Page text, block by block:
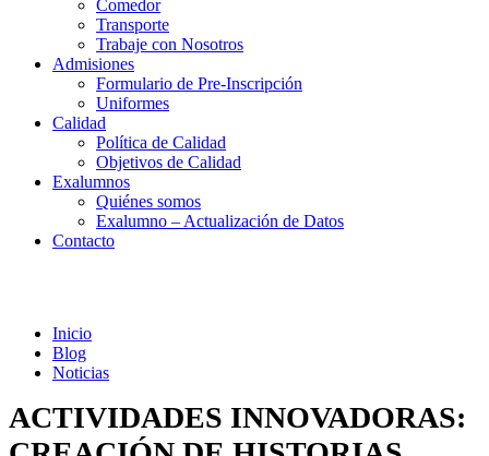
Comedor
Transporte
Trabaje con Nosotros
Admisiones
Formulario de Pre-Inscripción
Uniformes
Calidad
Política de Calidad
Objetivos de Calidad
Exalumnos
Quiénes somos
Exalumno – Actualización de Datos
Contacto
Inicio
Blog
Noticias
ACTIVIDADES INNOVADORAS: